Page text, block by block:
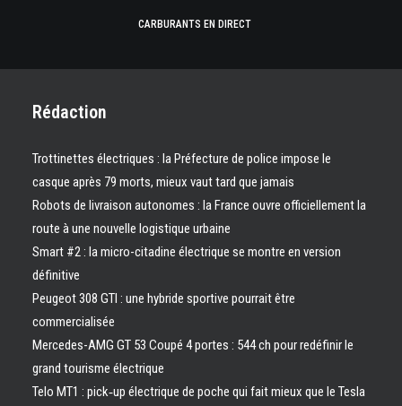
CARBURANTS EN DIRECT
Rédaction
Trottinettes électriques : la Préfecture de police impose le
casque après 79 morts, mieux vaut tard que jamais
Robots de livraison autonomes : la France ouvre officiellement la
route à une nouvelle logistique urbaine
Smart #2 : la micro-citadine électrique se montre en version
définitive
Peugeot 308 GTI : une hybride sportive pourrait être
commercialisée
Mercedes-AMG GT 53 Coupé 4 portes : 544 ch pour redéfinir le
grand tourisme électrique
Telo MT1 : pick‑up électrique de poche qui fait mieux que le Tesla